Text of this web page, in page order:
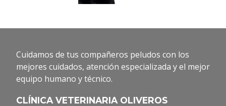
Cuidamos de tus compañeros peludos con los
mejores cuidados, atención especializada y el mejor
equipo humano y técnico.
CLÍNICA VETERINARIA OLIVEROS